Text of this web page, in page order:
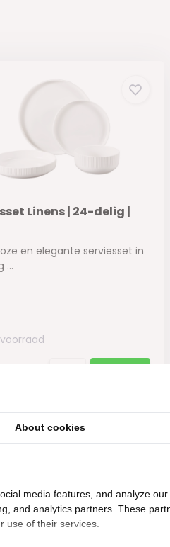
Linens | 24-delig |
en elegante serviesset in
...
Heb je een
About cookies
media features, and analyze
and analytics partners. These
use of their services.